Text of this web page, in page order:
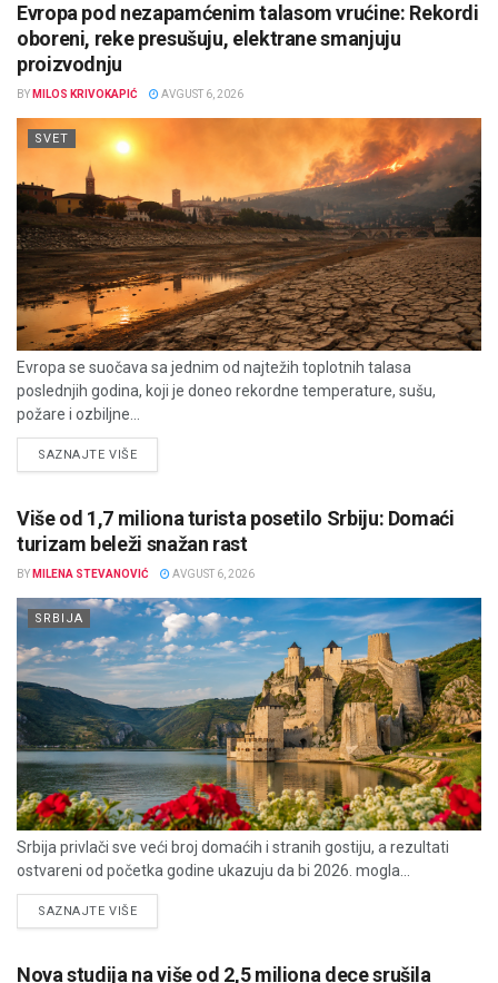
Evropa pod nezapamćenim talasom vrućine: Rekordi
oboreni, reke presušuju, elektrane smanjuju
proizvodnju
BY MILOS KRIVOKAPIĆ AVGUST 6, 2026
SVET
Evropa se suočava sa jednim od najtežih toplotnih talasa
poslednjih godina, koji je doneo rekordne temperature, sušu,
požare i ozbiljne...
SAZNAJTE VIŠEDETAILS
Više od 1,7 miliona turista posetilo Srbiju: Domaći
turizam beleži snažan rast
BY MILENA STEVANOVIĆ AVGUST 6, 2026
SRBIJA
Srbija privlači sve veći broj domaćih i stranih gostiju, a rezultati
ostvareni od početka godine ukazuju da bi 2026. mogla...
SAZNAJTE VIŠEDETAILS
Nova studija na više od 2,5 miliona dece srušila